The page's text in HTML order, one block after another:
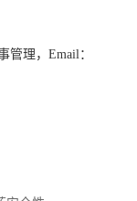
管理，Email：